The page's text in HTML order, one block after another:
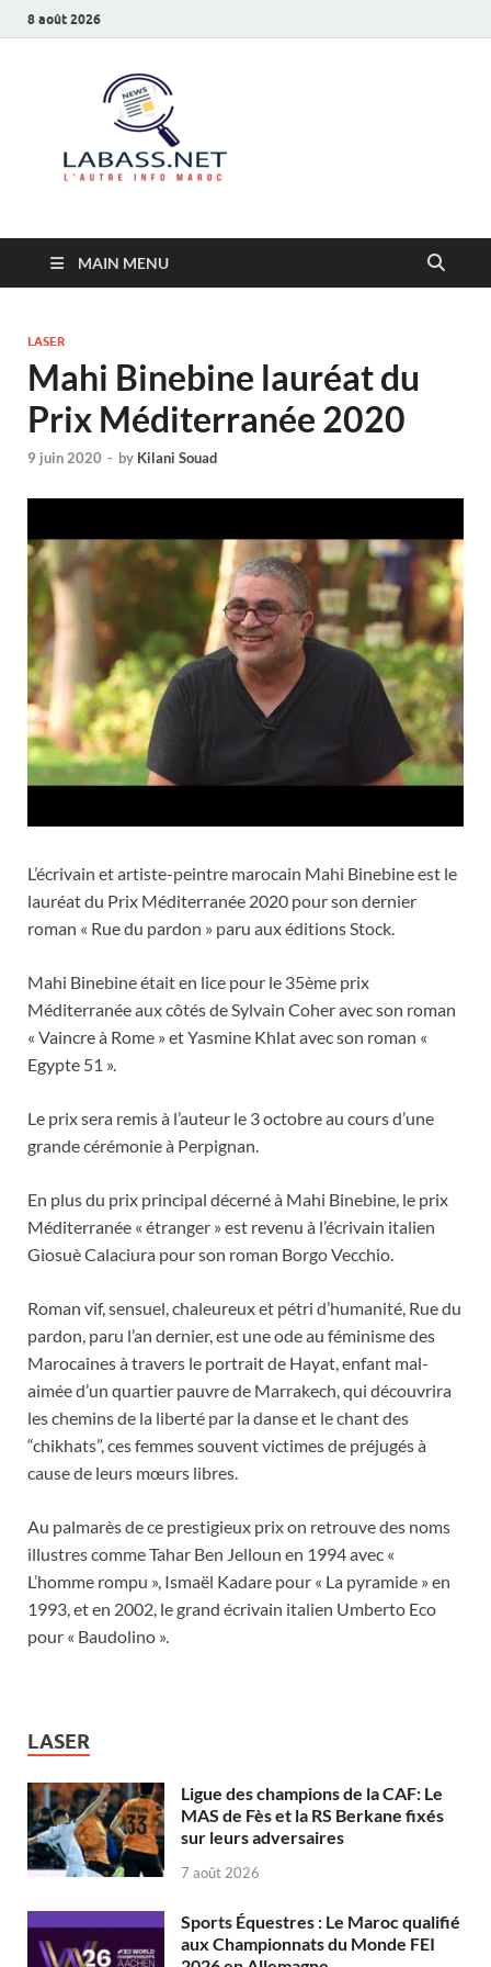
8 août 2026
MAIN MENU
LASER
Mahi Binebine lauréat du
Prix Méditerranée 2020
9 juin 2020 - by Kilani Souad
L’écrivain et artiste-peintre marocain Mahi Binebine est le
lauréat du Prix Méditerranée 2020 pour son dernier
roman « Rue du pardon » paru aux éditions Stock.
Mahi Binebine était en lice pour le 35ème prix
Méditerranée aux côtés de Sylvain Coher avec son roman
« Vaincre à Rome » et Yasmine Khlat avec son roman «
Egypte 51 ».
Le prix sera remis à l’auteur le 3 octobre au cours d’une
grande cérémonie à Perpignan.
En plus du prix principal décerné à Mahi Binebine, le prix
Méditerranée « étranger » est revenu à l’écrivain italien
Giosuè Calaciura pour son roman Borgo Vecchio.
Roman vif, sensuel, chaleureux et pétri d’humanité, Rue du
pardon, paru l’an dernier, est une ode au féminisme des
Marocaines à travers le portrait de Hayat, enfant mal-
aimée d’un quartier pauvre de Marrakech, qui découvrira
les chemins de la liberté par la danse et le chant des
“chikhats”, ces femmes souvent victimes de préjugés à
cause de leurs mœurs libres.
Au palmarès de ce prestigieux prix on retrouve des noms
illustres comme Tahar Ben Jelloun en 1994 avec «
L’homme rompu », Ismaël Kadare pour « La pyramide » en
1993, et en 2002, le grand écrivain italien Umberto Eco
pour « Baudolino ».
LASER
Ligue des champions de la CAF: Le
MAS de Fès et la RS Berkane fixés
sur leurs adversaires
7 août 2026
Sports Équestres : Le Maroc qualifié
aux Championnats du Monde FEI